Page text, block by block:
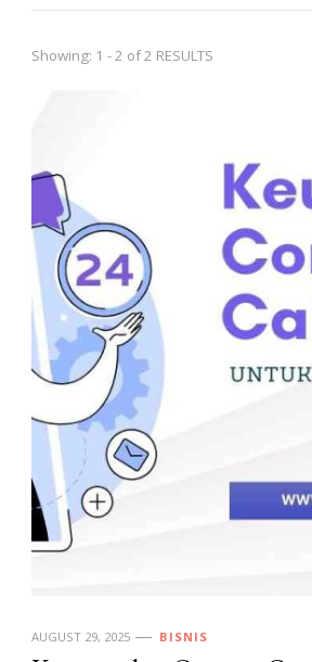
Showing: 1 - 2 of 2 RESULTS
AUGUST 29, 2025 BISNIS